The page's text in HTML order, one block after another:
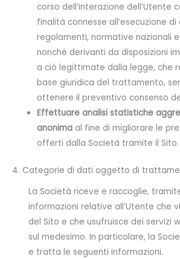
corso dell’interazione dell’Utente
finalità connesse all’esecuzione
regolamenti, normative nazionali
nonché derivanti da disposizioni
a ciò legittimate dalla legge, che
base giuridica del trattamento,
ottenere il preventivo consenso
Effettuare analisi statistiche
anonima al fine di migliorare le
offerti dalla Società tramite il Sito.
4. Categorie di dati oggetto di
La Società riceve e raccoglie,
informazioni relative all’Utente che
del Sito e che usufruisce dei servizi
sul medesimo. In particolare, la
e tratta le seguenti informazioni.